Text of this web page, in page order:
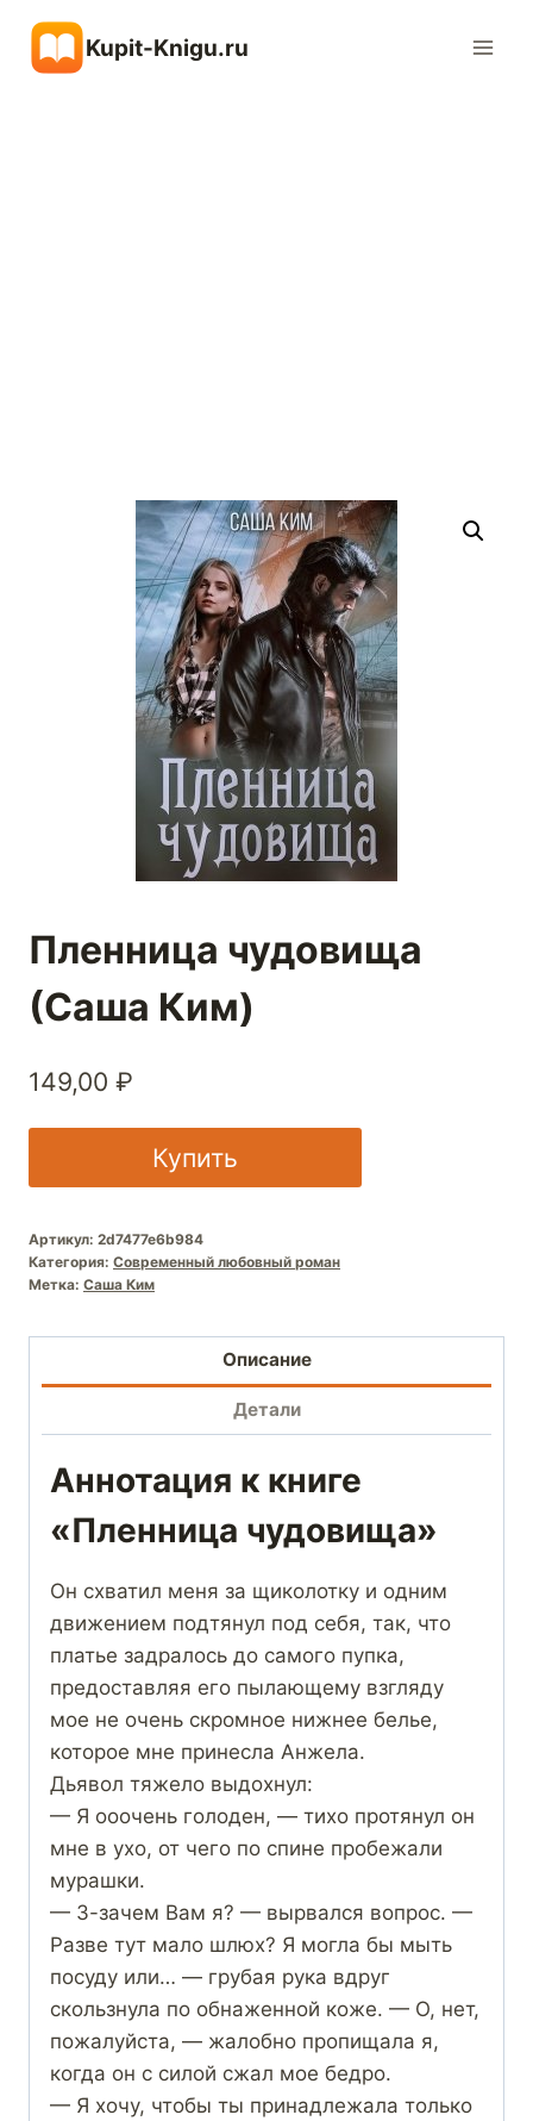
содержимому
Kupit-Knigu.ru
Пленница чудовища
(Саша Ким)
149,00 ₽
Купить
Артикул: 2d7477e6b984
Категория: Современный любовный роман
Метка: Саша Ким
Описание
Детали
Аннотация к книге
«Пленница чудовища»
Он схватил меня за щиколотку и одним
движением подтянул под себя, так, что
платье задралось до самого пупка,
предоставляя его пылающему взгляду
мое не очень скромное нижнее белье,
которое мне принесла Анжела.
Дьявол тяжело выдохнул:
— Я ооочень голоден, — тихо протянул он
мне в ухо, от чего по спине пробежали
мурашки.
— З-зачем Вам я? — вырвался вопрос. —
Разве тут мало шлюх? Я могла бы мыть
посуду или… — грубая рука вдруг
скользнула по обнаженной коже. — О, нет,
пожалуйста, — жалобно пропищала я,
когда он с силой сжал мое бедро.
— Я хочу, чтобы ты принадлежала только